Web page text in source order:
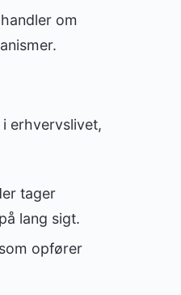
om
erhvervslivet,
tager
lang sigt.
opfører